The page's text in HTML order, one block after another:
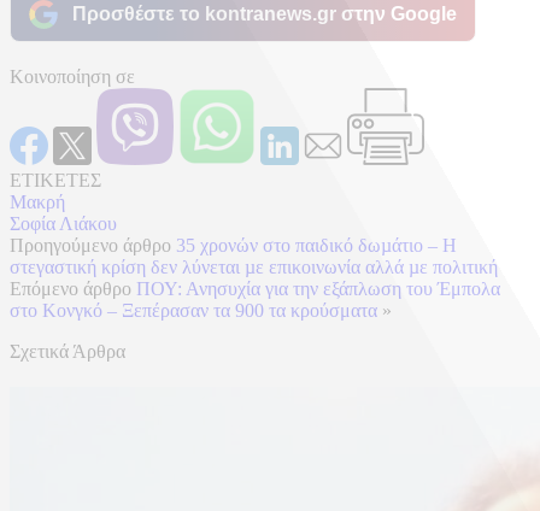
Προσθέστε το kontranews.gr στην Google
Κοινοποίηση σε
ΕΤΙΚΕΤΕΣ
Μακρή
Σοφία Λιάκου
Προηγούμενο άρθρο 35 χρονών στο παιδικό δωµάτιο – Η
στεγαστική κρίση δεν λύνεται µε επικοινωνία αλλά µε πολιτική
Επόμενο άρθρο ΠΟΥ: Ανησυχία για την εξάπλωση του Έμπολα
στο Κονγκό – Ξεπέρασαν τα 900 τα κρούσματα »
Σχετικά Άρθρα